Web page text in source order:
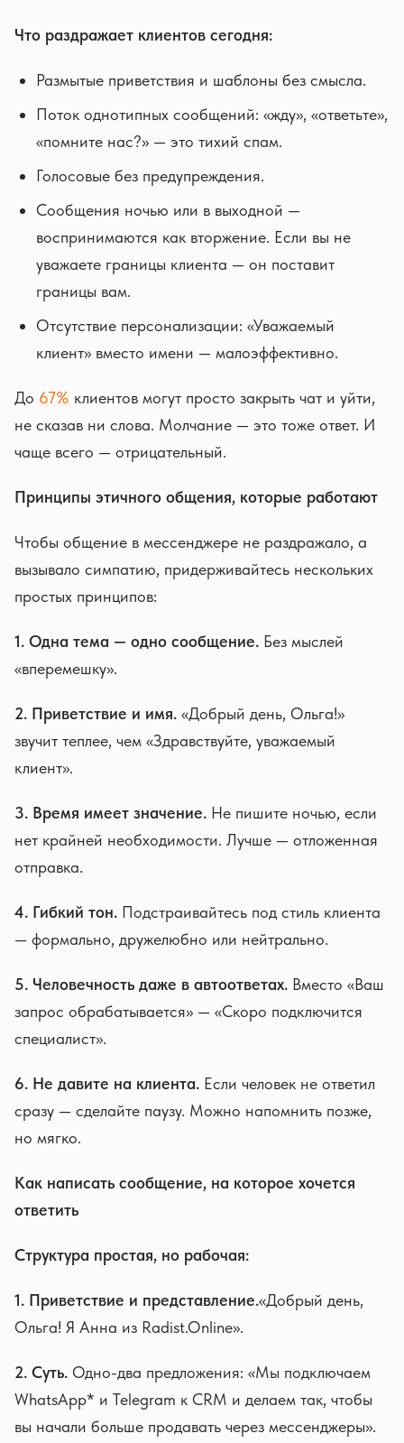
Что раздражает клиентов сегодня:
Размытые приветствия и шаблоны без смысла.
Поток однотипных сообщений: «жду», «ответьте»,
«помните нас?» — это тихий спам.
Голосовые без предупреждения.
Сообщения ночью или в выходной —
воспринимаются как вторжение. Если вы не
уважаете границы клиента — он поставит
границы вам.
Отсутствие персонализации: «Уважаемый
клиент» вместо имени — малоэффективно.
До 67% клиентов могут просто закрыть чат и уйти,
не сказав ни слова. Молчание — это тоже ответ. И
чаще всего — отрицательный.
Принципы этичного общения, которые работают
Чтобы общение в мессенджере не раздражало, а
вызывало симпатию, придерживайтесь нескольких
простых принципов:
1. Одна тема — одно сообщение. Без мыслей
«вперемешку».
2. Приветствие и имя. «Добрый день, Ольга!»
звучит теплее, чем «Здравствуйте, уважаемый
клиент».
3. Время имеет значение. Не пишите ночью, если
нет крайней необходимости. Лучше — отложенная
отправка.
4. Гибкий тон. Подстраивайтесь под стиль клиента
— формально, дружелюбно или нейтрально.
5. Человечность даже в автоответах. Вместо «Ваш
запрос обрабатывается» — «Скоро подключится
специалист».
6. Не давите на клиента. Если человек не ответил
сразу — сделайте паузу. Можно напомнить позже,
но мягко.
Как написать сообщение, на которое хочется
ответить
Структура простая, но рабочая:
1. Приветствие и представление.«Добрый день,
Ольга! Я Анна из Radist.Online».
2. Суть. Одно-два предложения: «Мы подключаем
WhatsApp* и Telegram к CRM и делаем так, чтобы
вы начали больше продавать через мессенджеры».